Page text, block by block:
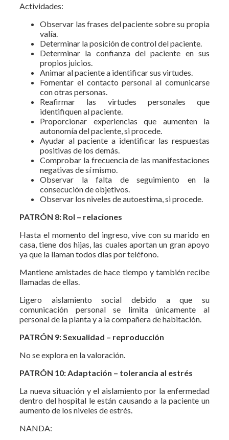
Actividades:
Observar las frases del paciente sobre su propia
valía.
Determinar la posición de control del paciente.
Determinar la confianza del paciente en sus
propios juicios.
Animar al paciente a identificar sus virtudes.
Fomentar el contacto personal al comunicarse
con otras personas.
Reafirmar las virtudes personales que
identifiquen al paciente.
Proporcionar experiencias que aumenten la
autonomía del paciente, si procede.
Ayudar al paciente a identificar las respuestas
positivas de los demás.
Comprobar la frecuencia de las manifestaciones
negativas de sí mismo.
Observar la falta de seguimiento en la
consecución de objetivos.
Observar los niveles de autoestima, si procede.
PATRÓN 8: Rol – relaciones
Hasta el momento del ingreso, vive con su marido en
casa, tiene dos hijas, las cuales aportan un gran apoyo
ya que la llaman todos días por teléfono.
Mantiene amistades de hace tiempo y también recibe
llamadas de ellas.
Ligero aislamiento social debido a que su
comunicación personal se limita únicamente al
personal de la planta y a la compañera de habitación.
PATRÓN 9: Sexualidad – reproducción
No se explora en la valoración.
PATRÓN 10: Adaptación – tolerancia al estrés
La nueva situación y el aislamiento por la enfermedad
dentro del hospital le están causando a la paciente un
aumento de los niveles de estrés.
NANDA: